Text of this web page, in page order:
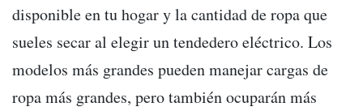
disponible en tu hogar y la cantidad de ropa que
sueles secar al elegir un tendedero eléctrico. Los
modelos más grandes pueden manejar cargas de
ropa más grandes, pero también ocuparán más